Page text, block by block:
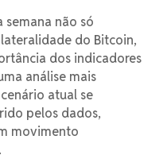
semana não só
do Bitcoin,
dos indicadores
análise mais
atual se
pelos dados,
movimento